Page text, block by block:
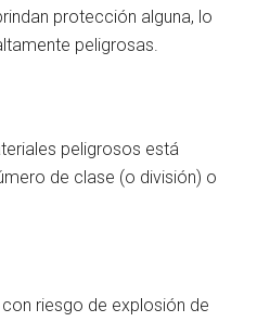
protección alguna, lo
peligrosas.
peligrosos está
de clase (o división) o
riesgo de explosión de